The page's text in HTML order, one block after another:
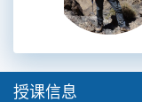
授课信息